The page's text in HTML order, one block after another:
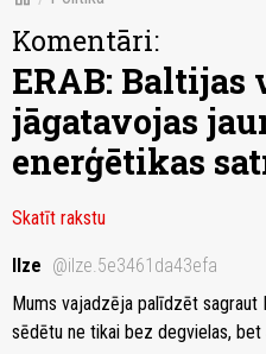
Komentāri:
ERAB:
jāgatavojas
enerģētikas
Skatīt rakstu
Ilze @ilze.5e3461da43efa
Mums vajadzēja palīdzēt sagraut
sēdētu ne tikai bez degvielas,